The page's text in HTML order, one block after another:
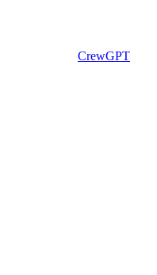
CrewGPT